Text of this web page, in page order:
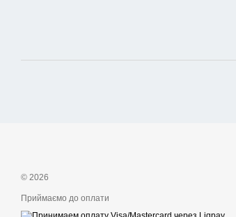
© 2026
Приймаємо до оплати